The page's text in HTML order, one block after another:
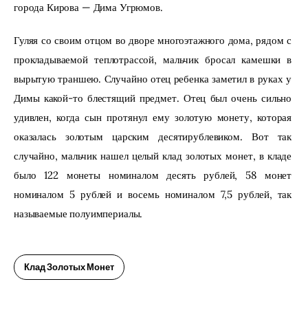
города Кирова — Дима Угрюмов.
Гуляя со своим отцом во дворе многоэтажного дома, рядом с
прокладываемой теплотрассой, мальчик бросал камешки в
вырытую траншею. Случайно отец ребенка заметил в руках у
Димы какой-то блестящий предмет. Отец был очень сильно
удивлен, когда сын протянул ему золотую монету, которая
оказалась золотым царским десятирублевиком. Вот так
случайно, мальчик нашел целый клад золотых монет, в кладе
было 122 монеты номиналом десять рублей, 58 монет
номиналом 5 рублей и восемь номиналом 7,5 рублей, так
называемые полуимпериалы.
Клад Золотых Монет